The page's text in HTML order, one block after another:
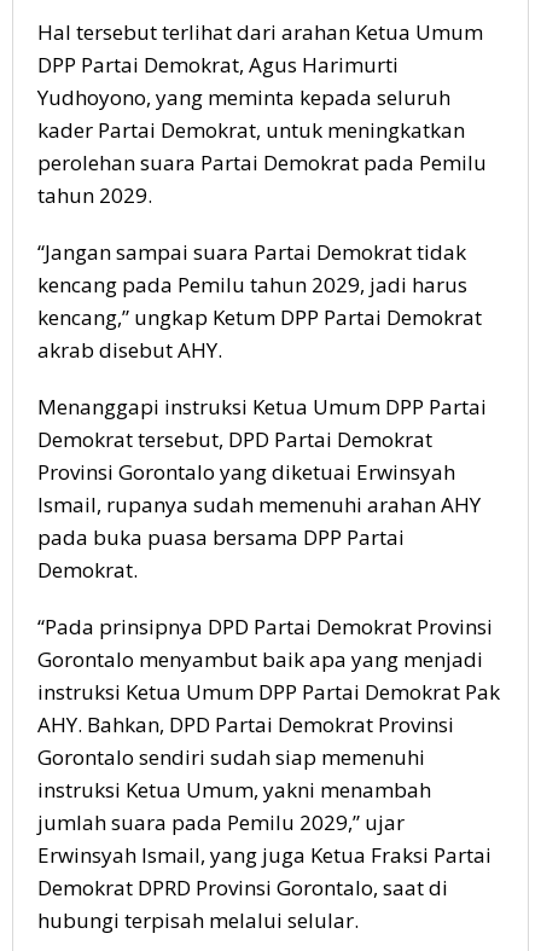
Hal tersebut terlihat dari arahan Ketua Umum
DPP Partai Demokrat, Agus Harimurti
Yudhoyono, yang meminta kepada seluruh
kader Partai Demokrat, untuk meningkatkan
perolehan suara Partai Demokrat pada Pemilu
tahun 2029.
“Jangan sampai suara Partai Demokrat tidak
kencang pada Pemilu tahun 2029, jadi harus
kencang,” ungkap Ketum DPP Partai Demokrat
akrab disebut AHY.
Menanggapi instruksi Ketua Umum DPP Partai
Demokrat tersebut, DPD Partai Demokrat
Provinsi Gorontalo yang diketuai Erwinsyah
Ismail, rupanya sudah memenuhi arahan AHY
pada buka puasa bersama DPP Partai
Demokrat.
“Pada prinsipnya DPD Partai Demokrat Provinsi
Gorontalo menyambut baik apa yang menjadi
instruksi Ketua Umum DPP Partai Demokrat Pak
AHY. Bahkan, DPD Partai Demokrat Provinsi
Gorontalo sendiri sudah siap memenuhi
instruksi Ketua Umum, yakni menambah
jumlah suara pada Pemilu 2029,” ujar
Erwinsyah Ismail, yang juga Ketua Fraksi Partai
Demokrat DPRD Provinsi Gorontalo, saat di
hubungi terpisah melalui selular.